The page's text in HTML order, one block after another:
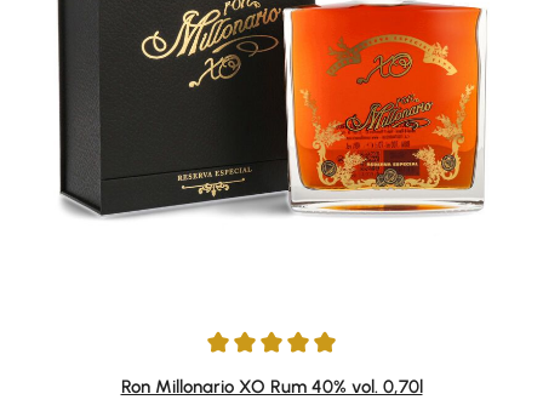
Durchschnittliche Bewertung von 4.93 von 5 Sternen
Ron Millonario XO Rum 40% vol. 0,70l